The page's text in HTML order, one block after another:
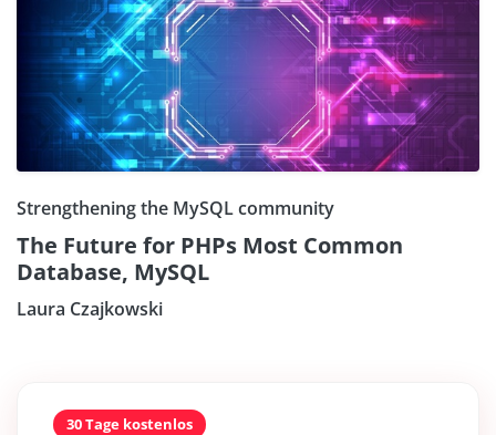
Strengthening the MySQL community
The Future for PHPs Most Common
Database, MySQL
Laura Czajkowski
30 Tage kostenlos